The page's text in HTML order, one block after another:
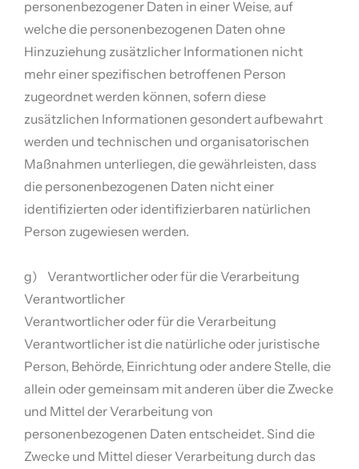
personenbezogener Daten in einer Weise, auf
welche die personenbezogenen Daten ohne
Hinzuziehung zusätzlicher Informationen nicht
mehr einer spezifischen betroffenen Person
zugeordnet werden können, sofern diese
zusätzlichen Informationen gesondert aufbewahrt
werden und technischen und organisatorischen
Maßnahmen unterliegen, die gewährleisten, dass
die personenbezogenen Daten nicht einer
identifizierten oder identifizierbaren natürlichen
Person zugewiesen werden.
g) Verantwortlicher oder für die Verarbeitung
Verantwortlicher
Verantwortlicher oder für die Verarbeitung
Verantwortlicher ist die natürliche oder juristische
Person, Behörde, Einrichtung oder andere Stelle, die
allein oder gemeinsam mit anderen über die Zwecke
und Mittel der Verarbeitung von
personenbezogenen Daten entscheidet. Sind die
Zwecke und Mittel dieser Verarbeitung durch das